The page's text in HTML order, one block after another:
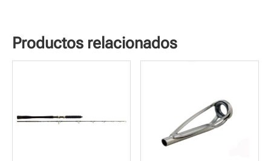
Productos relacionados